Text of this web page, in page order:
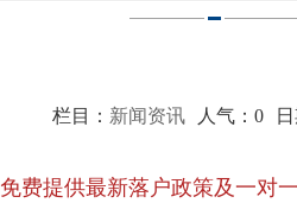
栏目： 新闻资讯人气： 0日
免费提供最新落户政策及一对